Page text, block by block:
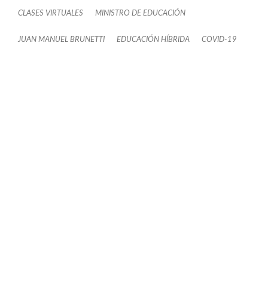
CLASES VIRTUALES MINISTRO DE EDUCACIÓN
JUAN MANUEL BRUNETTI EDUCACIÓN HÍBRIDA COVID-19